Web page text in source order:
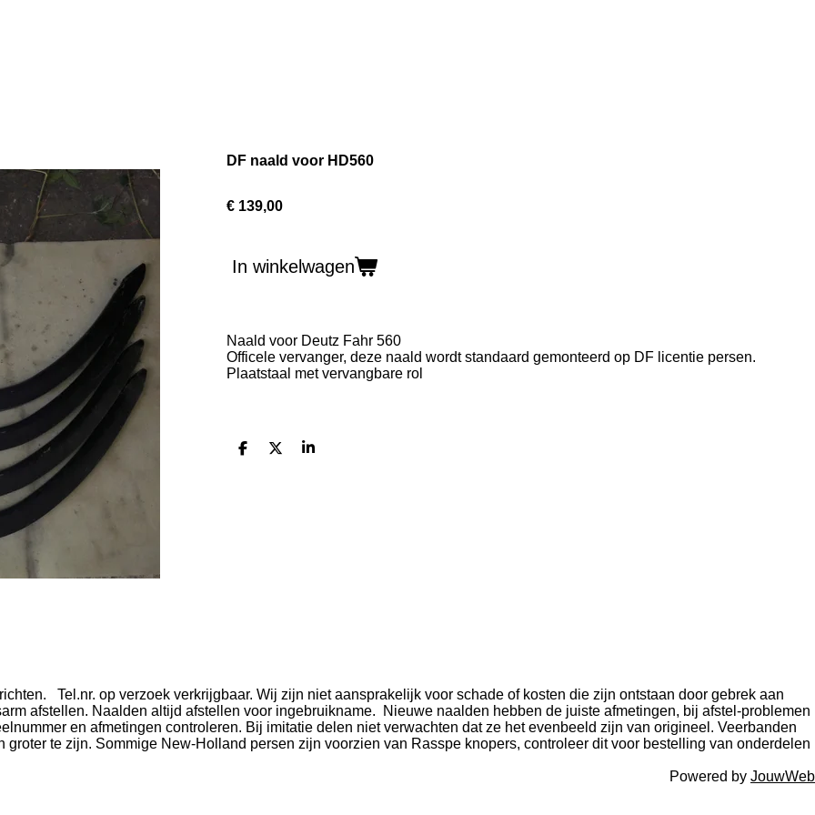
DF naald voor HD560
€ 139,00
In winkelwagen
Naald voor Deutz Fahr 560
Officele vervanger, deze naald wordt standaard gemonteerd op DF licentie persen.
Plaatstaal met vervangbare rol
D
D
S
Tel.nr. op verzoek verkrijgbaar. Wij zijn niet aansprakelijk voor schade of kosten die zijn ontstaan door gebrek aan
afstellen. Naalden altijd afstellen voor ingebruikname. Nieuwe naalden hebben de juiste afmetingen, bij afstel-problemen
en afmetingen controleren. Bij imitatie delen niet verwachten dat ze het evenbeeld zijn van origineel. Veerbanden
te zijn. Sommige New-Holland persen zijn voorzien van Rasspe knopers, controleer dit voor bestelling van onderdelen
Powered by JouwWeb